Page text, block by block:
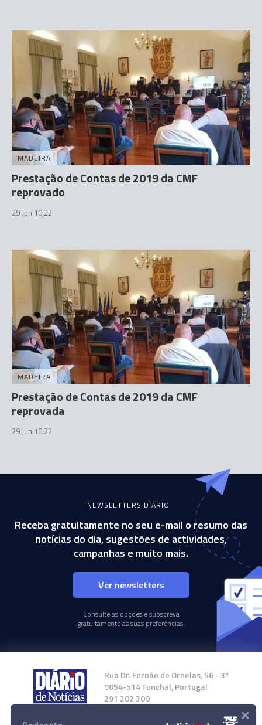
MADEIRA
Prestação de Contas de 2019 da CMF
reprovado
29 Jun 10:22
MADEIRA
Prestação de Contas de 2019 da CMF
reprovada
29 Jun 10:22
NEWSLETTERS DIÁRIO
Receba gratuitamente no seu e-mail o resumo das
notícias do dia, sugestões de actividades,
campanhas e muito mais.
Ver newsletters
Consulte as opções e subscreva
gratuitamente as suas preferências.
Rua Dr. Fernão de Ornelas, 56 - 3º
9054-514 Funchal, Portugal
291 202 300
×